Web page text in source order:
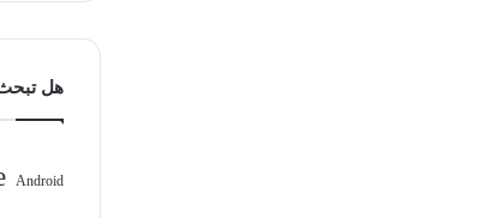
هل
Android